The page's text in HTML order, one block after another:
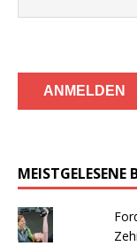
MEISTGELESENE